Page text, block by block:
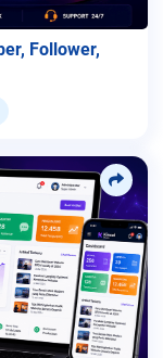
Follower,